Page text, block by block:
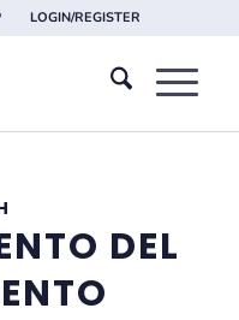
LOGIN/REGISTER
DEL